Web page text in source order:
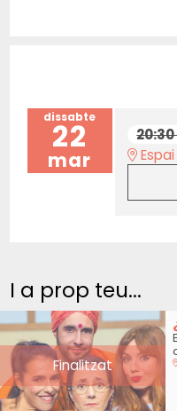
dissabte
22
mar
I a prop teu...
Finalitzat